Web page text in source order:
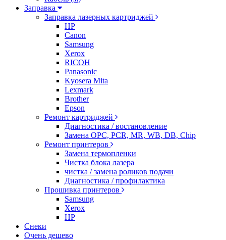
Заправка
Заправка лазерных картриджей
HP
Canon
Samsung
Xerox
RICOH
Panasonic
Kyosera Mita
Lexmark
Brother
Epson
Ремонт картриджей
Диагностика / востановление
Замена OPC, PCR, MR, WB, DB, Chip
Ремонт принтеров
Замена термопленки
Чистка блока лазера
чистка / замена роликов подачи
Диагностика / профилактика
Прошивка принтеров
Samsung
Xerox
HP
Снеки
Очень дешево